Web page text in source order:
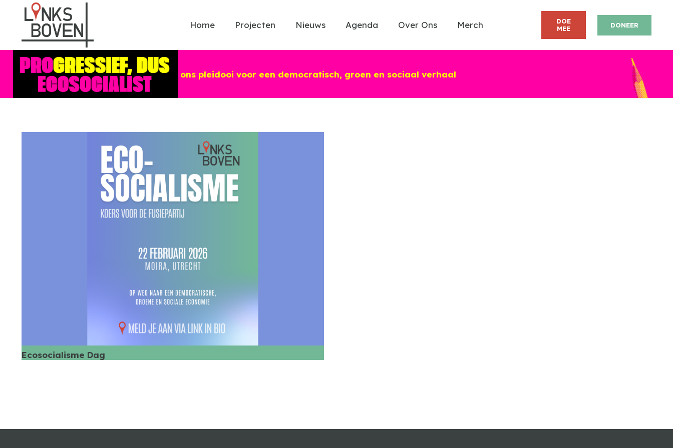
Home Projecten Nieuws Agenda Over Ons Merch
DOE
MEE
DONEER
Lees ons pleidooi voor een democratisch, groen en sociaal verhaal
Ecosocialisme Dag